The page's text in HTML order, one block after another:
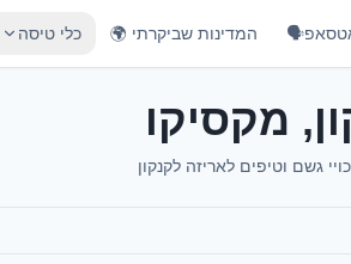
המדינות שביקרתי 🌍 כלי טיסה
מקסיקו